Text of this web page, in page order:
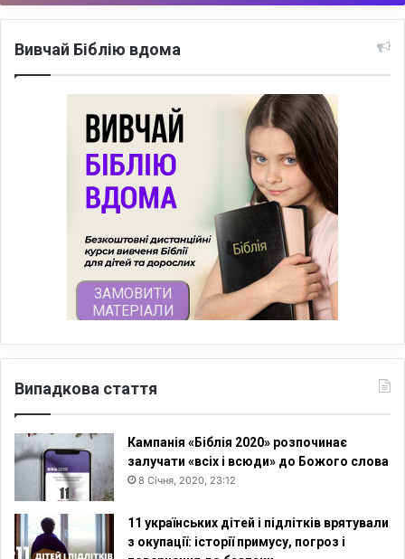
Вивчай Біблію вдома
Випадкова стаття
Кампанія «Біблія 2020» розпочинає
залучати «всіх і всюди» до Божого слова
8 Січня, 2020, 23:12
11 українських дітей і підлітків врятували
з окупації: історії примусу, погроз і